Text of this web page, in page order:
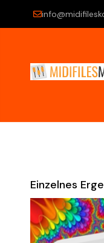
Einzelnes